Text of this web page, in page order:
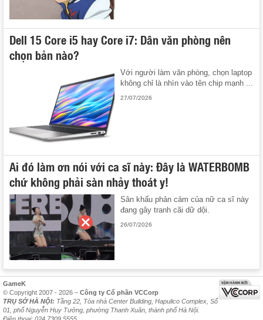
Dell 15 Core i5 hay Core i7: Dân văn phòng nên
chọn bản nào?
Với người làm văn phòng, chọn laptop
không chỉ là nhìn vào tên chip mạnh ...
27/07/2026
Ai đó làm ơn nói với ca sĩ này: Đây là WATERBOMB
chứ không phải sàn nhảy thoát y!
Sân khấu phản cảm của nữ ca sĩ này
đang gây tranh cãi dữ dội.
26/07/2026
GameK
© Copyright 2007 - 2026 – Công ty Cổ phần VCCorp
TRỤ SỞ HÀ NỘI: Tầng 22, Tòa nhà Center Building, Hapulico Complex, Số
01, phố Nguyễn Huy Tưởng, phường Thanh Xuân, thành phố Hà Nội.